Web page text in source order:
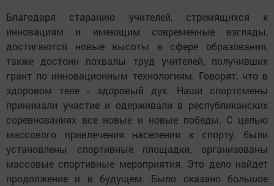
Благодаря старанию учителей, стремящихся к
инновациям и имеющим современные взгляды,
достигаются новые высоты в сфере образования,
также достоин похвалы труд учителей, получивших
грант по инновационным технологиям. Говорят, что в
здоровом теле - здоровый дух. Наши спортсмены
принимали участие и одерживали в республиканских
соревнованиях все новые и новые победы. С целью
массового привлечения населения к спорту, были
установлены спортивные площадки, организованы
массовые спортивные мероприятия. Это дело найдет
продолжение и в будущем. Было оказано большое